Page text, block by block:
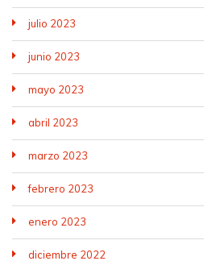
julio 2023
junio 2023
mayo 2023
abril 2023
marzo 2023
febrero 2023
enero 2023
diciembre 2022